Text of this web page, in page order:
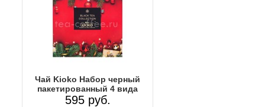
Чай Kioko Набор черный
пакетированный 4 вида
595 руб.